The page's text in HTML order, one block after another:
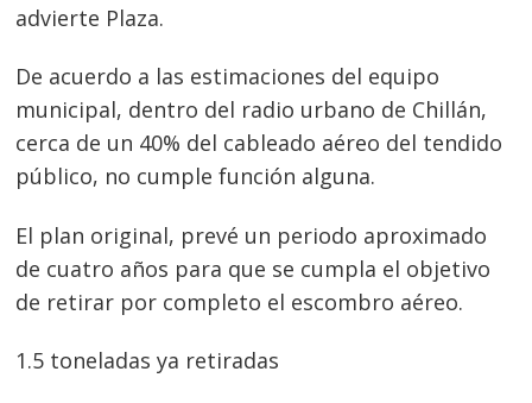
advierte Plaza.
De acuerdo a las estimaciones del equipo
municipal, dentro del radio urbano de Chillán,
cerca de un 40% del cableado aéreo del tendido
público, no cumple función alguna.
El plan original, prevé un periodo aproximado
de cuatro años para que se cumpla el objetivo
de retirar por completo el escombro aéreo.
1.5 toneladas ya retiradas
Navegación
de